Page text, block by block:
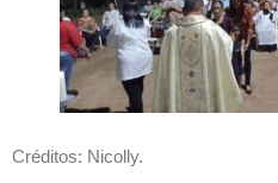
Créditos: Nicolly.